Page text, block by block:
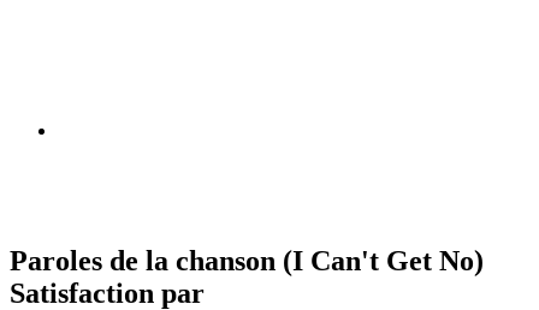
Paroles de la chanson (I Can't Get No)
Satisfaction par